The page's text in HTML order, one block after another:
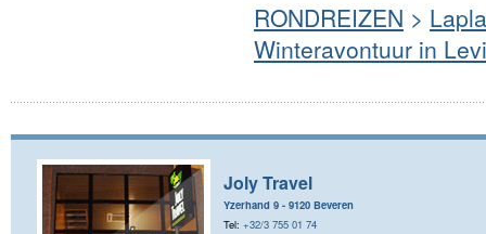
RONDREIZEN >
Winteravontuur in Levi
Joly Travel
Yzerhand 9 - 9120 Beveren
Tel: +32/3 755 01 74